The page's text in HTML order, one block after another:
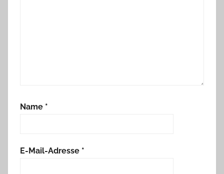
Name *
E-Mail-Adresse *